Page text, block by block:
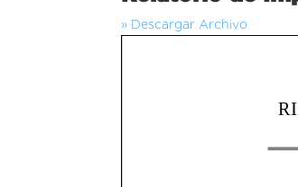
» Descargar Archivo